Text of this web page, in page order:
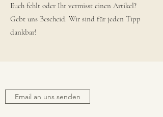
Euch fehlt oder Ihr vermisst einen Artikel?
Gebt uns Bescheid. Wir sind für jeden Tipp
dankbar!
Email an uns senden